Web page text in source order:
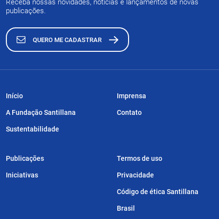
Receba nossas novidades, notícias e lançamentos de novas
publicações.
QUERO ME CADASTRAR
Início
A Fundação Santillana
Sustentabilidade
Publicações
Iniciativas
Imprensa
Contato
Termos de uso
Privacidade
Código de ética Santillana
Brasil